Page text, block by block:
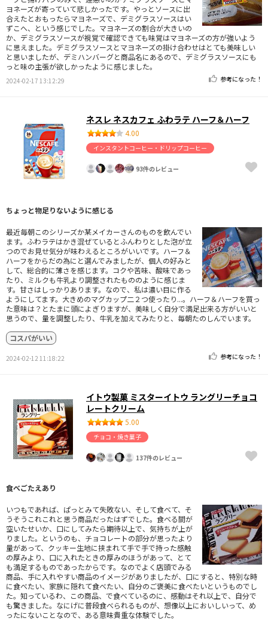
ヨネーズが寄っていて悲しかったです。やっとソースに出
合えたとおもったらマヨネーズで、デミグラスソースはい
ずこへ、という感じでした。マヨネーズの割合が大きいの
か、デミグラスソースが視覚で確認できても味覚はマヨネーズの方が強いよう
に思えました。デミグラスソースとマヨネーズの掛け合わせはとても美味しい
と思いましたが、デミハンバーグと商品名にあるので、デミグラスソースにも
っと味の主張が欲しかったように感じました。
2024-02-17 13:12:29 参考になった！
ネスレ ネスカフェ ふわラテ ハーフ＆ハーフ
4.00
インスタントコーヒー・ドリップコーヒー
93件のレビュー
ちょっと物足りないように感じる
最近毎朝このシリーズか某メイカーさんのものを飲んでい
ます。ふわラテはかき混ぜているとふんわりとした泡が立
つのでお見せ気分が味わえるところがいいです。ハーフ＆
ハーフをからだの為にと選んでみましたが、個人の好みと
して、総合的に薄さを感じます。コクや苦味、酸味であっ
たり、ミルクも牛乳より調整されたもののように感じま
す。甘さはしっかりあります。なので、私は濃い目に作る
ようにしてます。大きめのマグカップ二２つ使ったり...。ハーフ＆ハーフを買っ
た意味は？とたまに頭によぎりますが、美味しく自分で満足出来る方がいいと
思うので、量を調整したり、牛乳を加えてみたりと、毎朝たのしんでいます。
コスパがいい
2024-02-12 11:18:22 参考になった！
イトウ製菓 ミスターイトウ ラングリーチョコ
レートクリーム
5.00
チョコ・焼き菓子
137件のレビュー
食べごたえあり
いつもであれば、ぱっとみて失敗ない、そして食べて、そ
うそうこれこれと思う商品だったはずでした。食べる間が
空いたせいか、口にしてみたら期待以上で、気持ちが上が
りました。というのも、チョコレートの部分が思ったより
量があって、クッキー生地に挟まれて手で手で持った感触
の厚みより、口に入れたときの厚みのほうがあって、とて
も満足するものであったからです。なのでよく店頭でみる
商品、手に入れやすい商品のイメージがありましたが、口にすると、特別な時
に食べたい、家族に隠れて食べたい、自分のご褒美に食べたいというものでし
た。知っているわ、この商品、で食べているのに、感動はそれ以上で、自分で
も驚きました。なにげに普段食べられるものが、想像以上においしいって、め
ったにないことなので、ある意味貴重な体験でした。